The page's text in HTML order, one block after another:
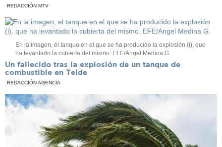
REDACCIÓN MTV
En la imagen, el tanque en el que se ha producido la explosión (i), que
ha levantado la cubierta del mismo. EFE/Angel Medina G.
Un fallecido tras la explosión de un tanque de
combustible en Telde
REDACCIÓN AGENCIA